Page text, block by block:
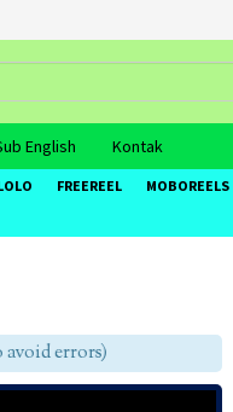
English Kontak
FREEREEL MOBOREELS
errors)